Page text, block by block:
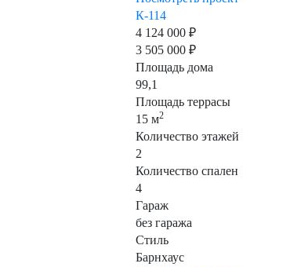
К-114
4 124 000 ₽
3 505 000 ₽
Площадь дома
99,1
Площадь террасы
15 м2
Количество этажей
2
Количество спален
4
Гараж
без гаража
Стиль
Барнхаус